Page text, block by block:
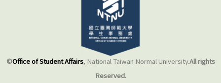
©Office of Student Affairs, National Taiwan Normal University.All rights
Reserved.